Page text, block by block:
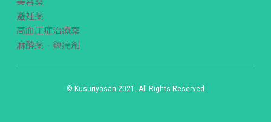
避妊薬
高血圧症治療薬
麻酔薬・鎮痛剤
© Kusuriyasan 2021. All Rights Reserved